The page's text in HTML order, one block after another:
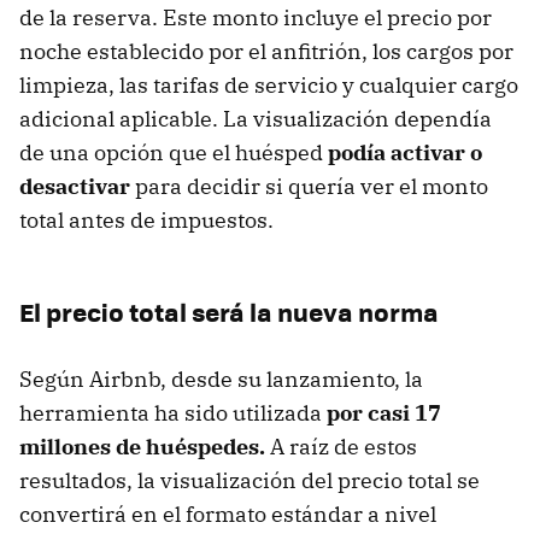
de la reserva. Este monto incluye el precio por
noche establecido por el anfitrión, los cargos por
limpieza, las tarifas de servicio y cualquier cargo
adicional aplicable. La visualización dependía
de una opción que el huéspedpodía activar o
desactivarpara decidir si quería ver el monto
total antes de impuestos.
El precio total será la nueva norma
Según Airbnb, desde su lanzamiento, la
herramienta ha sido utilizada por casi 17
millones de huéspedes.A raíz de estos
resultados, la visualización del precio total se
convertirá en el formato estándar a nivel